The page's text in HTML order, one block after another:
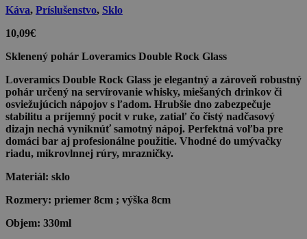
Káva, Príslušenstvo, Sklo
10,09€
Sklenený pohár Loveramics Double Rock Glass
Loveramics Double Rock Glass je elegantný a zároveň robustný
pohár určený na servírovanie whisky, miešaných drinkov či
osviežujúcich nápojov s ľadom. Hrubšie dno zabezpečuje
stabilitu a príjemný pocit v ruke, zatiaľ čo čistý nadčasový
dizajn nechá vyniknúť samotný nápoj. Perfektná voľba pre
domáci bar aj profesionálne použitie. Vhodné do umývačky
riadu, mikrovlnnej rúry, mrazničky.
Materiál: sklo
Rozmery: priemer 8cm ; výška 8cm
Objem: 330ml